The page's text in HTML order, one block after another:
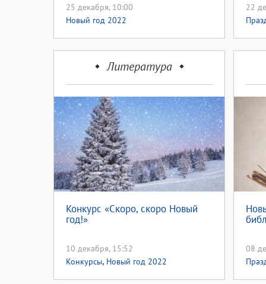
25 декабря, 10:00
Новый год 2022
22
Литература
Конкурс «Скоро, скоро Новый
год!»
10 декабря, 15:52
Конкурсы, Новый год 2022
08